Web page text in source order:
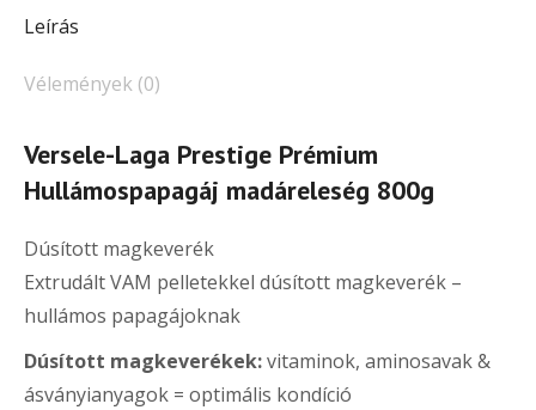
Leírás
Vélemények (0)
Versele-Laga Prestige Prémium
Hullámospapagáj madáreleség 800g
Dúsított magkeverék
Extrudált VAM pelletekkel dúsított magkeverék –
hullámos papagájoknak
Dúsított magkeverékek:vitaminok, aminosavak &
ásványianyagok = optimális kondíció